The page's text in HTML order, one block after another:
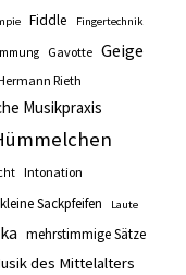
Fiddle Fingertechnik
Gavotte Geige
Rieth
Musikpraxis
Intonation
kleine Sackpfeifen Laute
mehrstimmige Sätze
des Mittelalters